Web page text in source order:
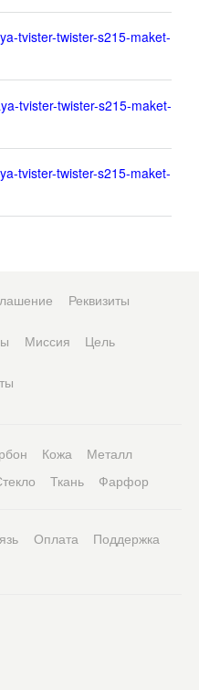
tvister-twister-s215-maket-
tvister-twister-s215-maket-
tvister-twister-s215-maket-
Реквизиты
Миссия Цель
Кожа
Металл
Ткань Фарфор
Оплата
Поддержка